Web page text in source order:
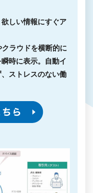
しい情報にすぐア
ラウドを横断的に
時に表示。自動イ
ストレスのない働